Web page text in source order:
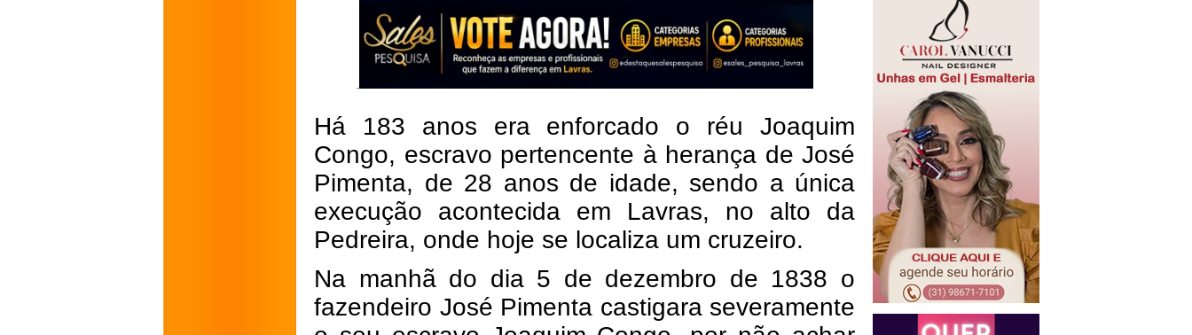
Há 183 anos era enforcado o réu Joaquim
Congo, escravo pertencente à herança de José
Pimenta, de 28 anos de idade, sendo a única
execução acontecida em Lavras, no alto da
Pedreira, onde hoje se localiza um cruzeiro.
Na manhã do dia 5 de dezembro de 1838 o
fazendeiro José Pimenta castigara severamente